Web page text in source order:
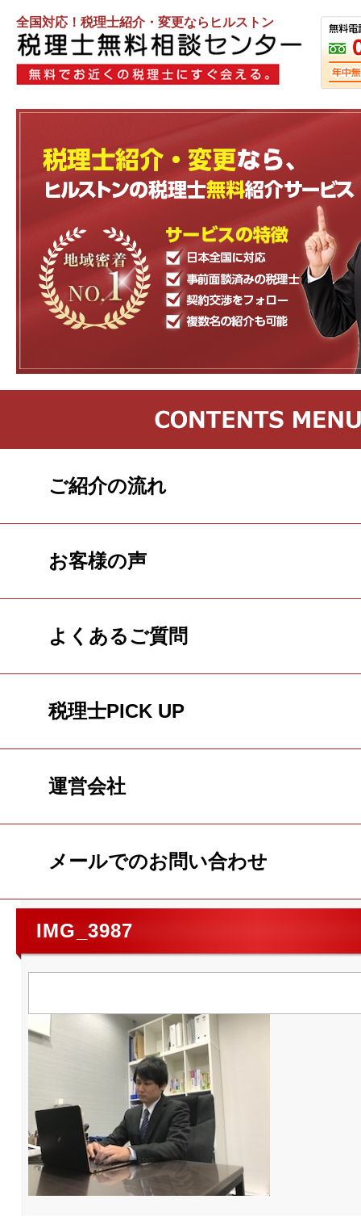
全国対応！税理士紹介・変更ならヒルストン
ご紹介の流れ
お客様の声
よくあるご質問
税理士PICK UP
運営会社
メールでのお問い合わせ
IMG_3987